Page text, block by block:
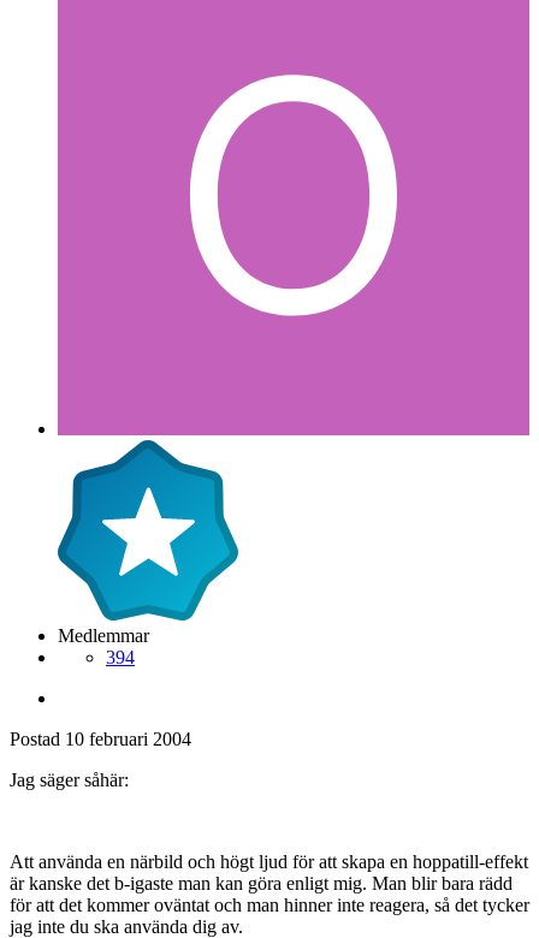
Medlemmar
394
Postad 10 februari 2004
Jag säger såhär:
Att använda en närbild och högt ljud för att skapa en hoppatill-effekt
är kanske det b-igaste man kan göra enligt mig. Man blir bara rädd
för att det kommer oväntat och man hinner inte reagera, så det tycker
jag inte du ska använda dig av.